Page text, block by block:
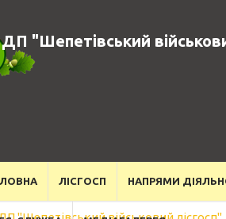
ДП "Шепетівський
ЛІСГОСП НАПРЯМИ